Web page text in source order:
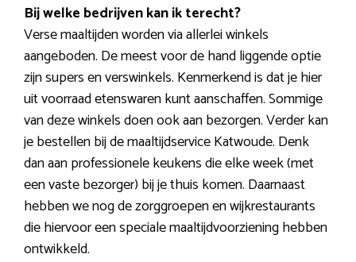
Bij welke bedrijven kan ik terecht?
Verse maaltijden worden via allerlei winkels
aangeboden. De meest voor de hand liggende optie
zijn supers en verswinkels. Kenmerkend is dat je hier
uit voorraad etenswaren kunt aanschaffen. Sommige
van deze winkels doen ook aan bezorgen. Verder kan
je bestellen bij de maaltijdservice Katwoude. Denk
dan aan professionele keukens die elke week (met
een vaste bezorger) bij je thuis komen. Daarnaast
hebben we nog de zorggroepen en wijkrestaurants
die hiervoor een speciale maaltijdvoorziening hebben
ontwikkeld.